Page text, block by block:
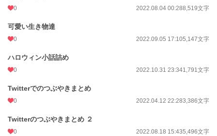
0 2022.08.04 00:288,519文字
可愛い生き物達
0 2022.09.05 17:105,147文字
ハロウィン小話詰め
0 2022.10.31 23:341,791文字
Twitterでのつぶやきまとめ
0 2022.04.12 22:283,386文字
Twitterのつぶやきまとめ ２
0 2022.08.18 15:435,496文字